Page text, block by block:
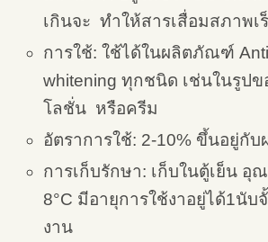
เกินจะ ทำให้สารเสื่อมสภาพเ
การใช้: ใช้ได้ในผลิตภัณฑ์
whitening ทุกชนิด เช่นในรูปข
โลชั่น หรือครีม
อัตราการใช้: 2-10% ขึ้นอยู่กั
การเก็บรักษา: เก็บในตู้เย็น อุ
8°C มีอายุการใช้งาอยู่ได้1นับ
งาน